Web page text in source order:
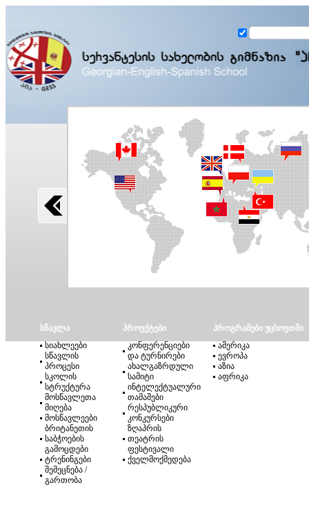
სწავლა
სიახლეები
სწავლის
პროცესი
სკოლის
სტრუქტურა
მოსწავლეთა
მიღება
მოსწავლეები
ბრიტანეთის
საბჭოების
გამოცდები
ტრენინგები
შემეცნება /
გართობა
პროექტები
კონფერენციები
და ტურნირები
ახალგაზრდული
სამიტი
ინტელექტუალური
თამაშები
რესპუბლიკური
კონკურსები
ზღაპრის
თეატრის
ფესტივალი
ქველმოქმედება
პროგრამები უცხოეთში
ამერიკა
ევროპა
აზია
აფრიკა